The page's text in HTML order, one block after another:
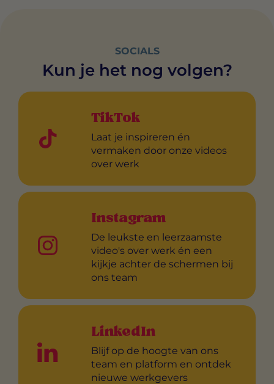
SOCIALS
Kun je het nog volgen?
TikTok
Laat je inspireren én
vermaken door onze videos
over werk
Instagram
De leukste en leerzaamste
video's over werk én een
kijkje achter de schermen bij
ons team
LinkedIn
Blijf op de hoogte van ons
team en platform en ontdek
nieuwe werkgevers